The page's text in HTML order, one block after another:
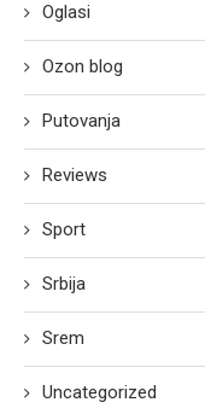
Oglasi
Ozon blog
Putovanja
Reviews
Sport
Srbija
Srem
Uncategorized